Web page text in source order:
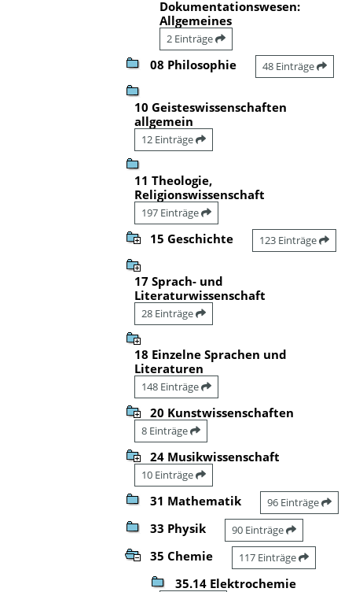
Dokumentationswesen:
Allgemeines
2 Einträge
08 Philosophie 48 Einträge
10 Geisteswissenschaften
allgemein
12 Einträge
11 Theologie,
Religionswissenschaft
197 Einträge
15 Geschichte 123 Einträge
17 Sprach- und
Literaturwissenschaft
28 Einträge
18 Einzelne Sprachen und
Literaturen
148 Einträge
20 Kunstwissenschaften
8 Einträge
24 Musikwissenschaft
10 Einträge
31 Mathematik 96 Einträge
33 Physik 90 Einträge
35 Chemie 117 Einträge
35.14 Elektrochemie